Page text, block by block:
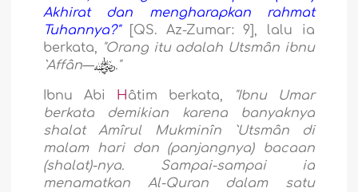
Akhirat dan mengharapkan rahmat
Tuhannya?"[QS. Az-Zumar: 9], lalu ia
berkata, "Orang itu adalah Utsmân ibnu
`Affân—
."
Ibnu Abi Hâtim berkata,
"Ibnu Umar
berkata demikian karena banyaknya
shalat Amîrul Mukminîn `Utsmân di
malam hari dan (panjangnya) bacaan
(shalat)-nya. Sampai-sampai ia
menamatkan Al-Quran dalam satu